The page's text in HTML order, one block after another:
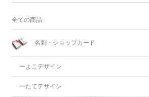
全ての商品
名刺・ショップカード
ーよこデザイン
ーたてデザイン